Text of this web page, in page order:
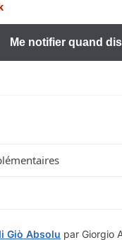
Me notifier quand
Giò Absolu par Giorgio